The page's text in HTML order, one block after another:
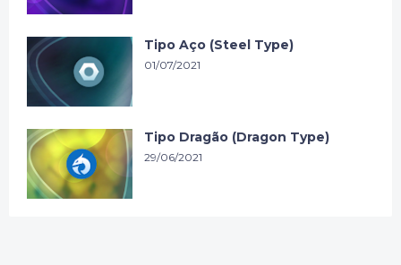
Tipo Aço (Steel Type)
01/07/2021
Tipo Dragão (Dragon Type)
29/06/2021